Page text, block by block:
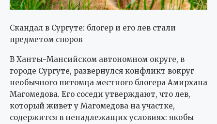
Скандал в Сургуте: блогер и его лев стали
предметом споров
В Ханты-Мансийском автономном округе, в
городе Сургуте, развернулся конфликт вокруг
необычного питомца местного блогера Амирхана
Магомедова. Его соседи утверждают, что лев,
который живет у Магомедова на участке,
содержится в ненадлежащих условиях: якобы